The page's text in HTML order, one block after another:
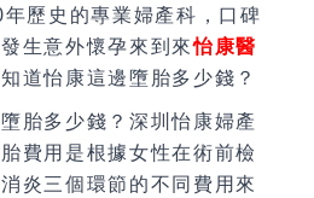
歷史的專業婦產科，口碑
生意外懷孕來到來怡康醫
道怡康這邊墮胎多少錢？
胎多少錢？深圳怡康婦產
費用是根據女性在術前檢
炎三個環節的不同費用來